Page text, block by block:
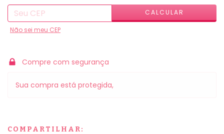
CALCULAR
Não sei meu CEP
Compre com segurança
Sua compra está protegida,
COMPARTILHAR: